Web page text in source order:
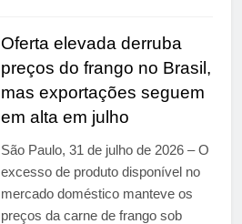
Oferta elevada derruba
preços do frango no Brasil,
mas exportações seguem
em alta em julho
São Paulo, 31 de julho de 2026 – O
excesso de produto disponível no
mercado doméstico manteve os
preços da carne de frango sob